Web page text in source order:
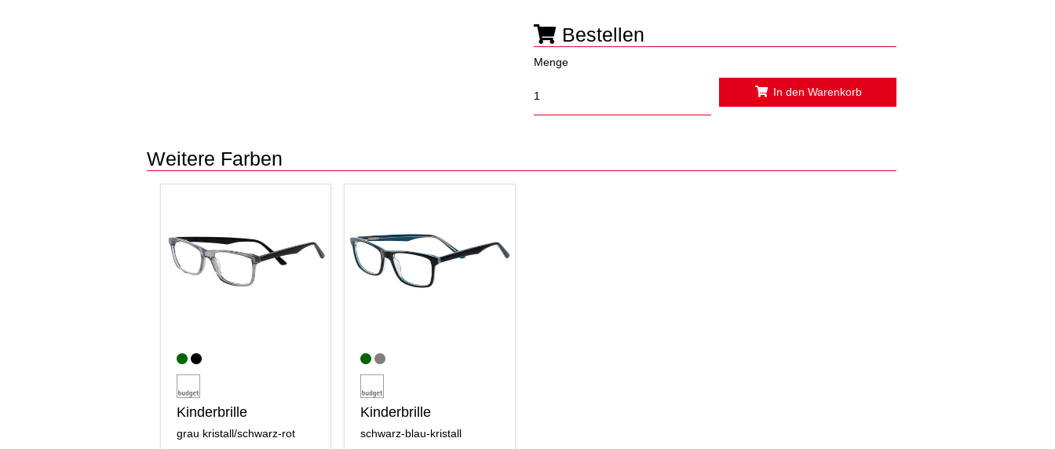
Bestellen
Menge
In den Warenkorb
Weitere Farben
Kinderbrille
grau kristall/schwarz-rot
Kinderbrille
schwarz-blau-kristall